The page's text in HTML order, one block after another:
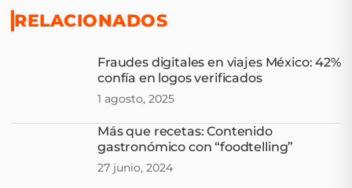
RELACIONADOS
Fraudes digitales en viajes México: 42%
confía en logos verificados
1 agosto, 2025
Más que recetas: Contenido
gastronómico con “foodtelling”
27 junio, 2024